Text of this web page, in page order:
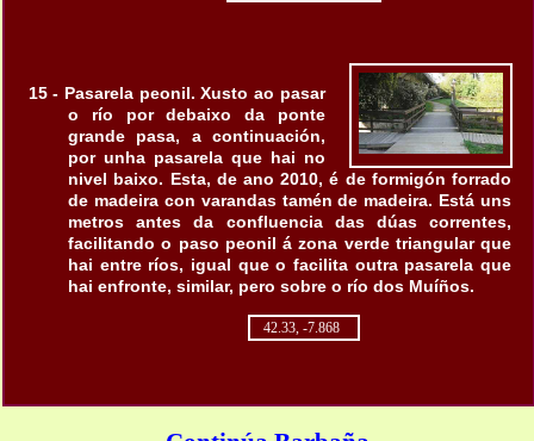
15 - Pasarela peonil. Xusto ao pasar
o río por debaixo da ponte
grande pasa, a continuación,
por unha pasarela que hai no
nivel baixo. Esta, de ano 2010, é de formigón forrado
de madeira con varandas tamén de madeira. Está uns
metros antes da confluencia das dúas correntes,
facilitando o paso peonil á zona verde triangular que
hai entre ríos, igual que o facilita outra pasarela que
hai enfronte, similar, pero sobre o río dos Muíños.
42.33, -7.868